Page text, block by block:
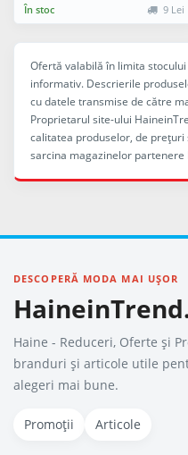
În stoc 9 Lei
Ofertă valabilă în limita
informativ. Descrierile
cu datele transmise de către
Proprietarul site-ului
calitatea produselor, de preţuri
sarcina magazinelor partenere
DESCOPERĂ MODA MAI UȘOR
Haine - Reduceri, Oferte şi
branduri și articole utile
alegeri mai bune.
Promoții Articole